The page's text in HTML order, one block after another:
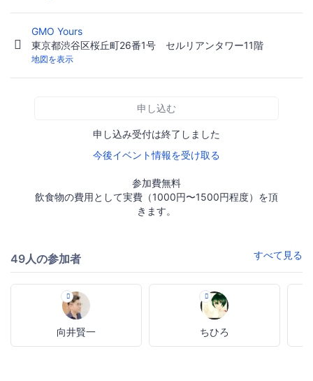
GMO Yours
東京都渋谷区桜丘町26番1号 セルリアンタワー11階
地図を表示
申し込む
申し込み受付は終了しました
今後イベント情報を受け取る
参加費無料
飲食物の費用として実費（1000円〜1500円程度）を頂
きます。
49人の参加者 すべて見る
向井賢一 ちひろ